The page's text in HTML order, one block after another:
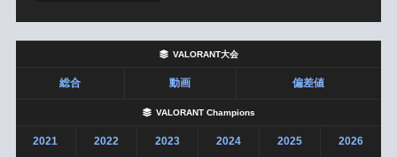
VALORANT大会
総合 動画 偏差値
VALORANT Champions
2021 2022 2023 2024 2025 2026